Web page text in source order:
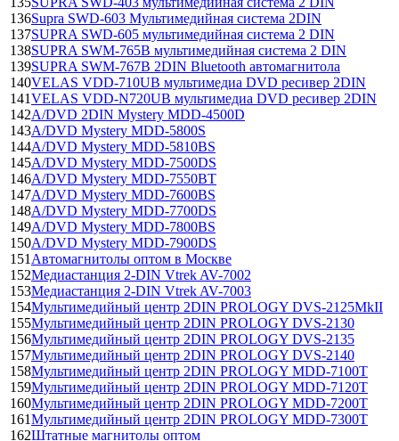
136Supra SWD-603 Мультимедийная система 2DIN
137SUPRA SWD-605 мультимедийная система 2 DIN
138SUPRA SWM-765B мультимедийная система 2 DIN
139SUPRA SWM-767B 2DIN Bluetooth автомагнитола
140VELAS VDD-710UB мультимедиа DVD ресивер 2DIN
141VELAS VDD-N720UB мультимедиа DVD ресивер 2DIN
142А/DVD 2DIN Mystery MDD-4500D
143А/DVD Mystery MDD-5800S
144А/DVD Mystery MDD-5810BS
145А/DVD Mystery MDD-7500DS
146А/DVD Mystery MDD-7550BT
147А/DVD Mystery MDD-7600BS
148А/DVD Mystery MDD-7700DS
149А/DVD Mystery MDD-7800BS
150А/DVD Mystery MDD-7900DS
151 Автомагнитолы оптом в Москве
152Медиастанция 2-DIN Vtrek AV-7002
153Медиастанция 2-DIN Vtrek AV-7003
154Мультимедийный центр 2DIN PROLOGY DVS-2125MkII
155Мультимедийный центр 2DIN PROLOGY DVS-2130
156Мультимедийный центр 2DIN PROLOGY DVS-2135
157Мультимедийный центр 2DIN PROLOGY DVS-2140
158Мультимедийный центр 2DIN PROLOGY MDD-7100T
159Мультимедийный центр 2DIN PROLOGY MDD-7120T
160Мультимедийный центр 2DIN PROLOGY MDD-7200T
161Мультимедийный центр 2DIN PROLOGY MDD-7300T
162Штатные магнитолы оптом